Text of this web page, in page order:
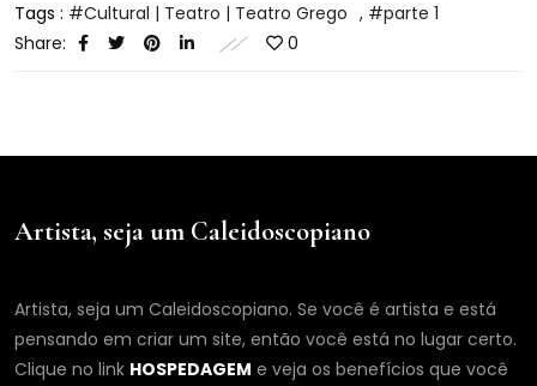
Tags : Cultural | Teatro | Teatro Grego ,
parte 1
Share:
0
Artista, seja um Caleidoscopiano
Artista, seja um Caleidoscopiano. Se você é artista e está
pensando em criar um site, então você está no lugar certo.
Clique no link HOSPEDAGEM e veja os benefícios que você